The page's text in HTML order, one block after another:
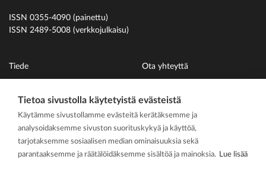
ISSN 0355-4090 (painettu)
ISSN 2489-5008 (verkkojulkaisu)
Tiede
Ihmiset
På svenska
Kirjoitusohjeet
Mediakortti
Ota yhteyttä
Tietoa sivustolla käytetyistä evästeistä
Käytämme sivustollamme evästeitä kerätäksemme ja
analysoidaksemme sivuston suorituskykyä ja käyttöä,
tarjotaksemme sosiaalisen median ominaisuuksia sekä
parantaaksemme ja räätälöidäksemme sisältöä ja mainoksia. Lue lisää